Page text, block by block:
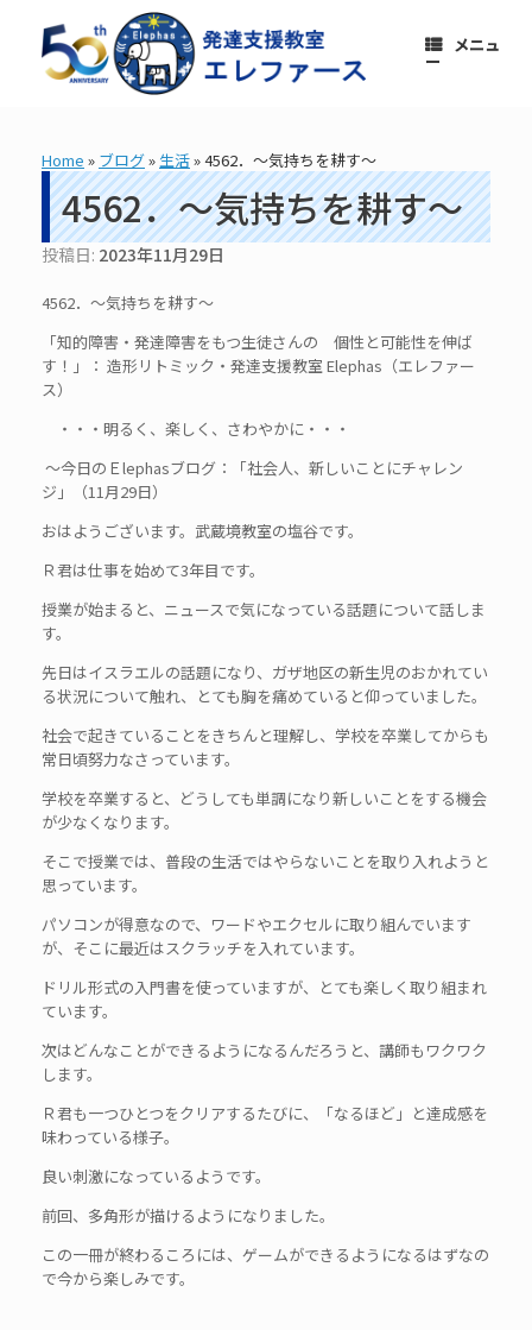
メニュ
ー
Home » ブログ»生活»4562．～気持ちを耕す～
4562．～気持ちを耕す～
投稿日: 2023年11月29日
4562．～気持ちを耕す～
「知的障害・発達障害をもつ生徒さんの 個性と可能性を伸ば
す！」： 造形リトミック・発達支援教室 Elephas（エレファー
ス）
・・・明るく、楽しく、さわやかに・・・
～今日のＥlephasブログ：「社会人、新しいことにチャレン
ジ」（11月29日）
おはようございます。武蔵境教室の塩谷です。
Ｒ君は仕事を始めて3年目です。
授業が始まると、ニュースで気になっている話題について話しま
す。
先日はイスラエルの話題になり、ガザ地区の新生児のおかれてい
る状況について触れ、とても胸を痛めていると仰っていました。
社会で起きていることをきちんと理解し、学校を卒業してからも
常日頃努力なさっています。
学校を卒業すると、どうしても単調になり新しいことをする機会
が少なくなります。
そこで授業では、普段の生活ではやらないことを取り入れようと
思っています。
パソコンが得意なので、ワードやエクセルに取り組んでいます
が、そこに最近はスクラッチを入れています。
ドリル形式の入門書を使っていますが、とても楽しく取り組まれ
ています。
次はどんなことができるようになるんだろうと、講師もワクワク
します。
Ｒ君も一つひとつをクリアするたびに、「なるほど」と達成感を
味わっている様子。
良い刺激になっているようです。
前回、多角形が描けるようになりました。
この一冊が終わるころには、ゲームができるようになるはずなの
で今から楽しみです。